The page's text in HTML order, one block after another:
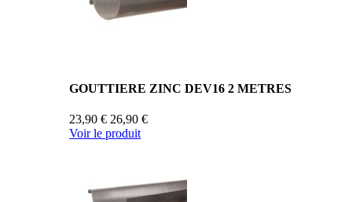
GOUTTIERE ZINC DEV16 2 METRES
23,90 € 26,90 €
Voir le produit